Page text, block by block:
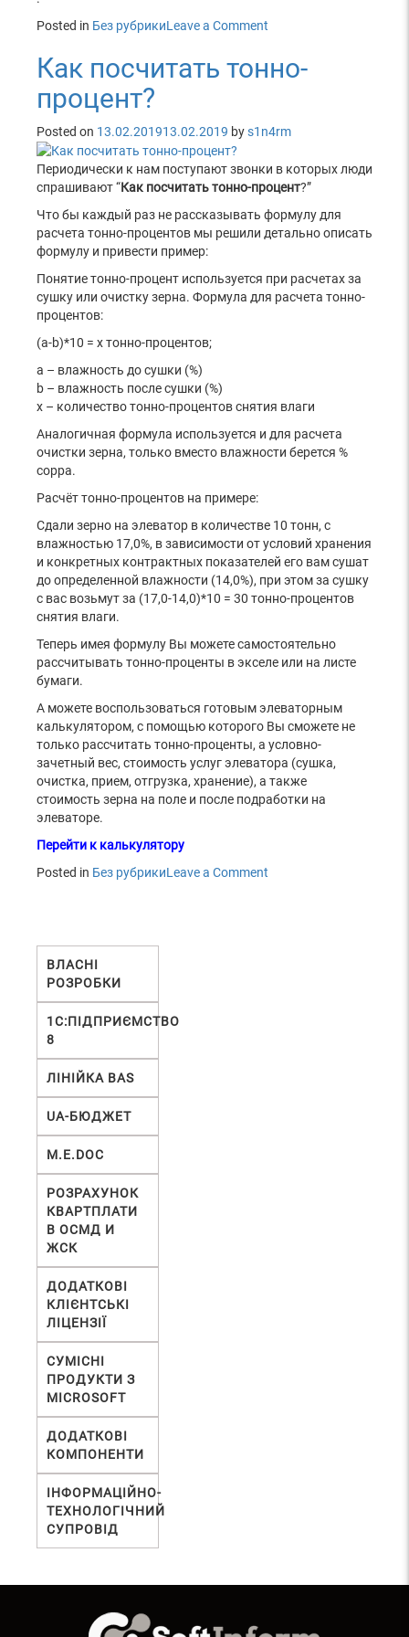
Posted in Без рубрикиLeave a Comment
Дюваля.
Что
И
все
её
ищут?
Как посчитать тонно-
процент?
Posted on 13.02.201913.02.2019 bys1n4rm
Периодически к нам поступают звонки в которых люди
спрашивают “Как посчитать тонно-процент?”
Что бы каждый раз не рассказывать формулу для
расчета тонно-процентов мы решили детально описать
формулу и привести пример:
Понятие тонно-процент используется при расчетах за
сушку или очистку зерна. Формула для расчета тонно-
процентов:
(a-b)*10 = x тонно-процентов;
a – влажность до сушки (%)
b – влажность после сушки (%)
х – количество тонно-процентов снятия влаги
Аналогичная формула используется и для расчета
очистки зерна, только вместо влажности берется %
сорра.
Расчёт тонно-процентов на примере:
Сдали зерно на элеватор в количестве 10 тонн, с
влажностью 17,0%, в зависимости от условий хранения
и конкретных контрактных показателей его вам сушат
до определенной влажности (14,0%), при этом за сушку
с вас возьмут за (17,0-14,0)*10 = 30 тонно-процентов
снятия влаги.
Теперь имея формулу Вы можете самостоятельно
рассчитывать тонно-проценты в экселе или на листе
бумаги.
А можете воспользоваться готовым элеваторным
калькулятором, с помощью которого Вы сможете не
только рассчитать тонно-проценты, а условно-
зачетный вес, стоимость услуг элеватора (сушка,
очистка, прием, отгрузка, хранение), а также
стоимость зерна на поле и после подработки на
элеваторе.
Перейти к калькулятору
Posted in Без рубрикиLeave a Comment
ВЛАСНІ
РОЗРОБКИ
1С:ПІДПРИЄМСТВО
8
ЛІНІЙКА BAS
UA-БЮДЖЕТ
М.Е.DOC
РОЗРАХУНОК
КВАРТПЛАТИ
В ОСМД И
ЖСК
ДОДАТКОВІ
КЛІЄНТСЬКІ
ЛІЦЕНЗІЇ
СУМІСНІ
ПРОДУКТИ З
MICROSOFT
ДОДАТКОВІ
КОМПОНЕНТИ
ІНФОРМАЦІЙНО-
ТЕХНОЛОГІЧНИЙ
СУПРОВІД